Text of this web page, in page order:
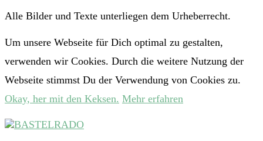
Alle Bilder und Texte unterliegen dem Urheberrecht.
Um unsere Webseite für Dich optimal zu gestalten,
verwenden wir Cookies. Durch die weitere Nutzung der
Webseite stimmst Du der Verwendung von Cookies zu.
Okay, her mit den Keksen. Mehr erfahren